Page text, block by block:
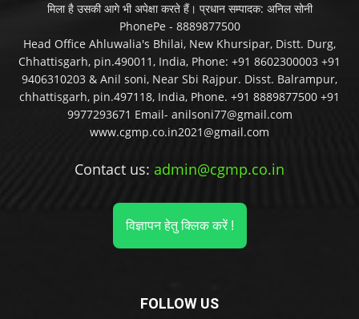
मिला है उसकी आगे भी अपेक्षा करते हैं। प्रधान सम्पादक: अनिल सोनी
PhonePe - 8889877500
Head Office Ahluwalia's Bhilai, New Khursipar, Distt. Durg,
Chhattisgarh, pin.490011, India, Phone: +91 8602300003 +91
9406310203 & Anil soni, Near Sbi Rajpur. Disst. Balrampur,
chhattisgarh, pin.497118, India, Phone. +91 8889877500 +91
9977293671 Email- anilsoni77@gmail.com
www.cgmp.co.in2021@gmail.com
Contact us: admin@cgmp.co.in
विज्ञापन हेतु क्लिक करें !
FOLLOW US